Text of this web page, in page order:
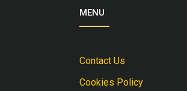
MENU
Contact Us
Cookies Policy